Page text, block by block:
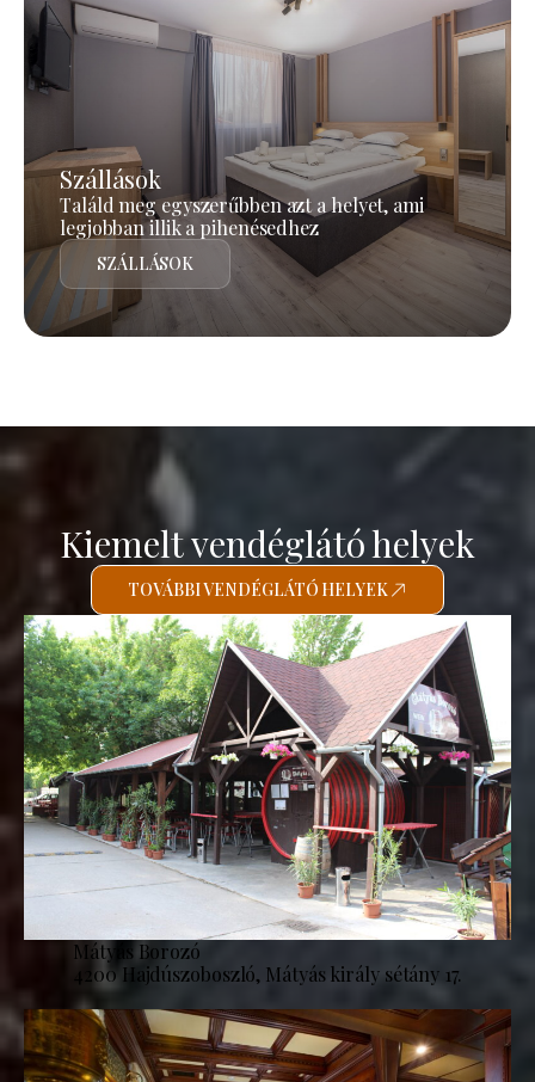
Szállások
Találd meg egyszerűbben azt a helyet, ami
legjobban illik a pihenésedhez
SZÁLLÁSOK
Kiemelt vendéglátó helyek
TOVÁBBI VENDÉGLÁTÓ HELYEK
Mátyás Borozó
4200 Hajdúszoboszló, Mátyás király sétány 17.